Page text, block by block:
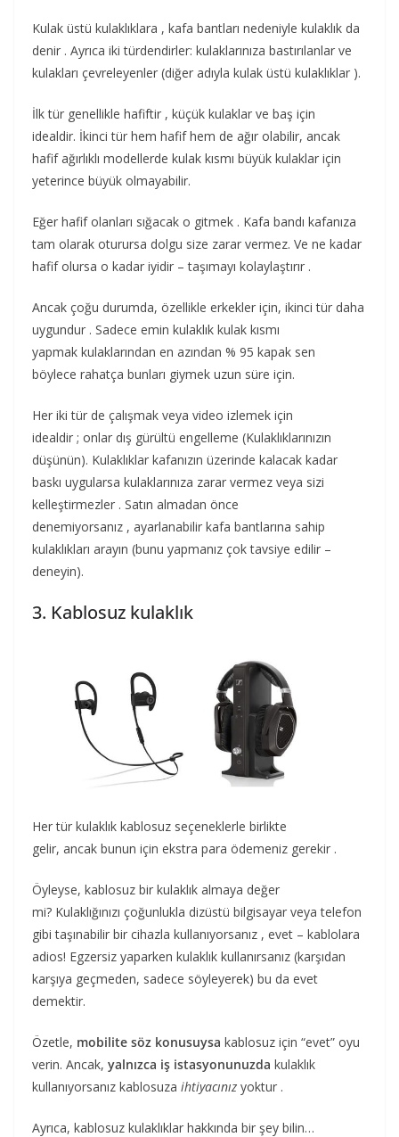
Kulak üstü kulaklıklara , kafa bantları nedeniyle kulaklık da
denir . Ayrıca iki türdendirler: kulaklarınıza bastırılanlar ve
kulakları çevreleyenler (diğer adıyla kulak üstü kulaklıklar ).
İlk tür genellikle hafiftir , küçük kulaklar ve baş için
idealdir. İkinci tür hem hafif hem de ağır olabilir, ancak
hafif ağırlıklı modellerde kulak kısmı büyük kulaklar için
yeterince büyük olmayabilir.
Eğer hafif olanları sığacak o gitmek . Kafa bandı kafanıza
tam olarak oturursa dolgu size zarar vermez. Ve ne kadar
hafif olursa o kadar iyidir – taşımayı kolaylaştırır .
Ancak çoğu durumda, özellikle erkekler için, ikinci tür daha
uygundur . Sadece emin kulaklık kulak kısmı
yapmak kulaklarından en azından % 95 kapak sen
böylece rahatça bunları giymek uzun süre için.
Her iki tür de çalışmak veya video izlemek için
idealdir ; onlar dış gürültü engelleme (Kulaklıklarınızın
düşünün). Kulaklıklar kafanızın üzerinde kalacak kadar
baskı uygularsa kulaklarınıza zarar vermez veya sizi
kelleştirmezler . Satın almadan önce
denemiyorsanız , ayarlanabilir kafa bantlarına sahip
kulaklıkları arayın (bunu yapmanız çok tavsiye edilir –
deneyin).
3. Kablosuz kulaklık
Her tür kulaklık kablosuz seçeneklerle birlikte
gelir, ancak bunun için ekstra para ödemeniz gerekir .
Öyleyse, kablosuz bir kulaklık almaya değer
mi? Kulaklığınızı çoğunlukla dizüstü bilgisayar veya telefon
gibi taşınabilir bir cihazla kullanıyorsanız , evet – kablolara
adios! Egzersiz yaparken kulaklık kullanırsanız (karşıdan
karşıya geçmeden, sadece söyleyerek) bu da evet
demektir.
Özetle, mobilite söz konusuysa kablosuz için “evet” oyu
verin. Ancak, yalnızca iş istasyonunuzda kulaklık
kullanıyorsanız kablosuza ihtiyacınız yoktur .
Ayrıca, kablosuz kulaklıklar hakkında bir şey bilin…